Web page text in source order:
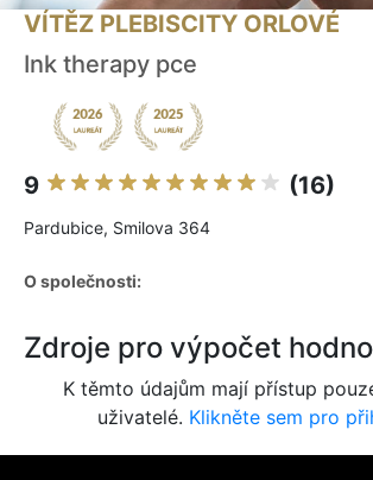
VÍTĚZ PLEBISCITY ORLOVÉ
Ink therapy pce
9 (16)
Pardubice, Smilova 364
O společnosti:
Zdroje pro výpočet
K těmto údajům mají přístup
uživatelé. Klikněte sem pro